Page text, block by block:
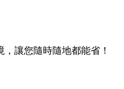
讓您隨時隨地都能省！